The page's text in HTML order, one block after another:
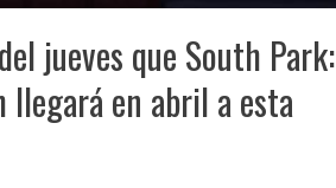
jueves que South Park:
en abril a esta